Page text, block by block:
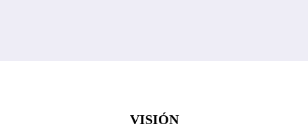
VISIÓN